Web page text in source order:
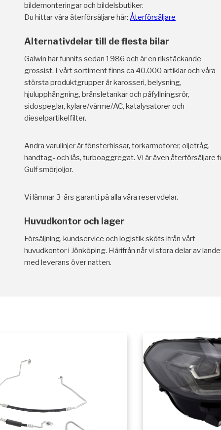
bildemonteringar och bildelsbutiker.
Du hittar våra återförsäljare här: Återförsäljare
Alternativdelar till de flesta bilar
Galwin har funnits sedan 1986 och är en rikstäckande
grossist. I vårt sortiment finns ca 40.000 artiklar och våra
största produktgrupper är karosseri, belysning,
hjulupphängning, bränsletankar och påfyllningsrör,
sidospeglar, kylare/värme/AC, katalysatorer och
dieselpartikelfilter.
Andra varulinjer är fönsterhissar, torkarmotorer, oljetråg,
handtag- och lås, turboaggregat. Vi är även återförsäljare
Gulf smörjoljor.
Vi lämnar 3-års garanti på alla våra reservdelar.
Huvudkontor och lager
Försäljning, kundservice och logistik sköts ifrån vårt
huvudkontor i Jönköping. Härifrån når vi stora delar av
med leverans över natten.